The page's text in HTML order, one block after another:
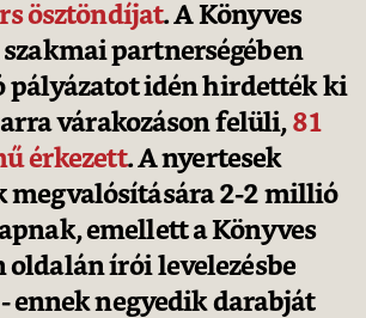
ösztöndíjat. A Könyves
partnerségében
pályázatot idén hirdették ki
arra várakozáson felüli, 81
érkezett. A nyertesek
megvalósítására 2-2 millió
emellett a Könyves
oldalán írói levelezésbe
ennek negyedik darabját